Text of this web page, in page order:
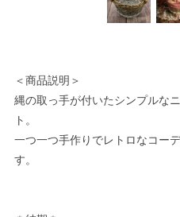
＜商品説明＞
縄の取っ手が付いたシンプルな
ト。
一つ一つ手作りでレトロなコー
す。